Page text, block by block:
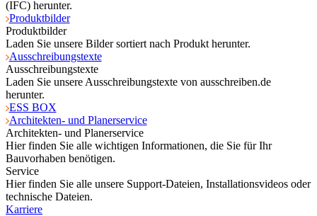
(IFC) herunter.
Produktbilder
Produktbilder
Laden Sie unsere Bilder sortiert nach Produkt herunter.
Ausschreibungstexte
Ausschreibungstexte
Laden Sie unsere Ausschreibungstexte von ausschreiben.de
herunter.
ESS BOX
Architekten- und Planerservice
Architekten- und Planerservice
Hier finden Sie alle wichtigen Informationen, die Sie für Ihr
Bauvorhaben benötigen.
Service
Hier finden Sie alle unsere Support-Dateien, Installationsvideos oder
technische Dateien.
Karriere